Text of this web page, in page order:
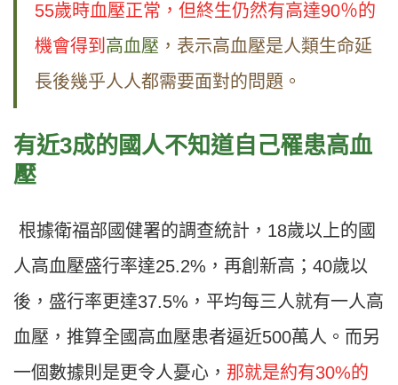
55歲時血壓正常，但終生仍然有高達90％的
機會得到 高血壓 ，表示高血壓是人類生命延
長後幾乎人人都需要面對的問題。
有近3成的國人不知道自己罹患高血
壓
根據衛福部國健署的調查統計，18歲以上的國
人高血壓盛行率達25.2%，再創新高；40歲以
後，盛行率更達37.5%，平均每三人就有一人高
血壓，推算全國高血壓患者逼近500萬人。而另
一個數據則是更令人憂心， 那就是約有30%的